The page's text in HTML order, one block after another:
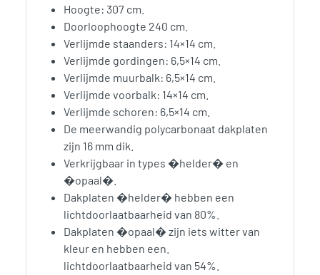
Hoogte: 307 cm.
Doorloophoogte 240 cm.
Verlijmde staanders: 14×14 cm.
Verlijmde gordingen: 6,5×14 cm.
Verlijmde muurbalk: 6,5×14 cm.
Verlijmde voorbalk: 14×14 cm.
Verlijmde schoren: 6,5×14 cm.
De meerwandig polycarbonaat dakplaten
zijn 16 mm dik.
Verkrijgbaar in types �helder� en
�opaal�.
Dakplaten �helder� hebben een
lichtdoorlaatbaarheid van 80%.
Dakplaten �opaal� zijn iets witter van
kleur en hebben een.
lichtdoorlaatbaarheid van 54%.